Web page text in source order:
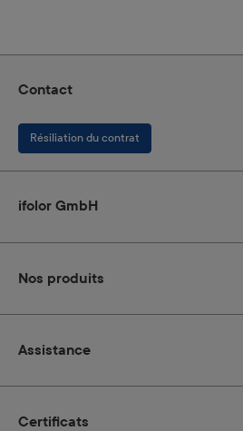
Certificats
Contact
Résiliation du contrat
ifolor GmbH
Nos produits
Assistance